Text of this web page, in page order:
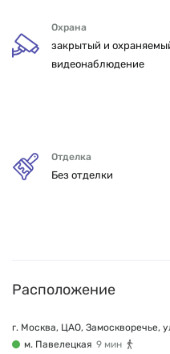
Охрана
закрытый и
видеонаблюдение
Отделка
Без отделки
Расположение
г. Москва, ЦАО, Замоскворечье,
м. Павелецкая 9 мин